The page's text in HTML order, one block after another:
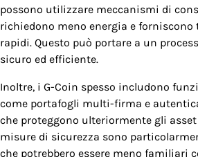
possono utilizzare meccanismi di
richiedono meno energia e
rapidi. Questo può portare a un
sicuro ed efficiente.
Inoltre, i G-Coin spesso includono
come portafogli multi-firma e
che proteggono ulteriormente gli
misure di sicurezza sono
che potrebbero essere meno familiari